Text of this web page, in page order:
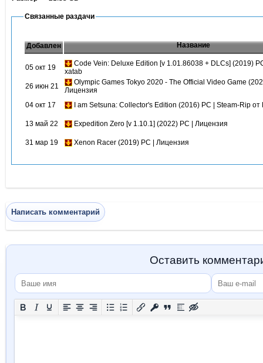
Связанные раздачи
Добавлен Название
05 окт 19
Code Vein: Deluxe Edition [v 1.01.86038 + DLCs] (2019)
xatab
26 июн 21
Olympic Games Tokyo 2020 - The Official Video Game
Лицензия
04 окт 17
I am Setsuna: Collector's Edition (2016) PC | Steam-Rip от
13 май 22 Expedition Zero [v 1.10.1] (2022) PC | Лицензия
31 мар 19 Xenon Racer (2019) PC | Лицензия
Написать комментарий
Оставить